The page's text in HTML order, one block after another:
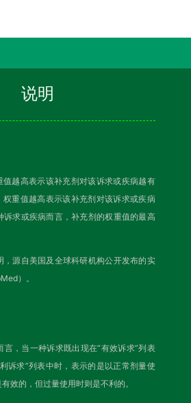
说明
值越高表示该补充剂对该诉求或疾病越有
权重值越高表示该补充剂对该诉求或疾病
诉求或疾病而言，补充剂的权重值的最高
，源自美国及全球科研机构公开发布的实
）。
言，当一种诉求既出现在“有效诉求”列表
诉求”列表中时，表示的是以正常剂量使
效的，但过量使用时则是不利的。